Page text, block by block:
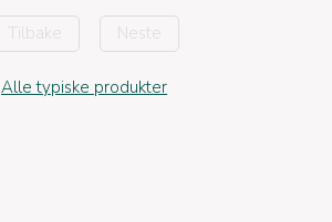
Tilbake Neste
Alle typiske produkter